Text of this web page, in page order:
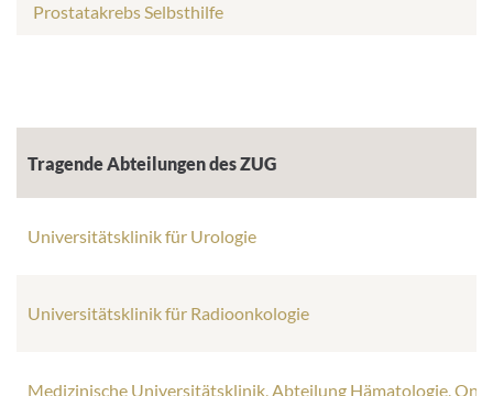
Prostatakrebs Selbsthilfe
Tragende Abteilungen
Tragende Abteilungen des ZUG
Universitätsklinik für Urologie
Universitätsklinik für Radioonkologie
Medizinische Universitätsklinik, Abteilung Hämatologie,